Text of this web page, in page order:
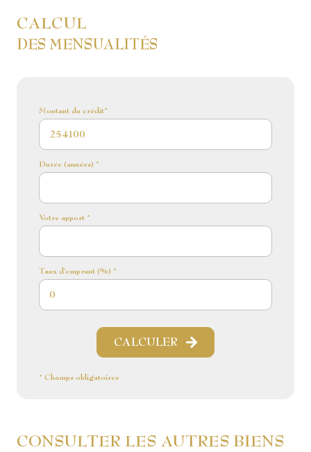
CALCUL
DES MENSUALITÉS
Montant du crédit*
Durée (années) *
Votre apport *
Taux d'emprunt (%) *
CALCULER
* Champs obligatoires
CONSULTER LES AUTRES BIENS